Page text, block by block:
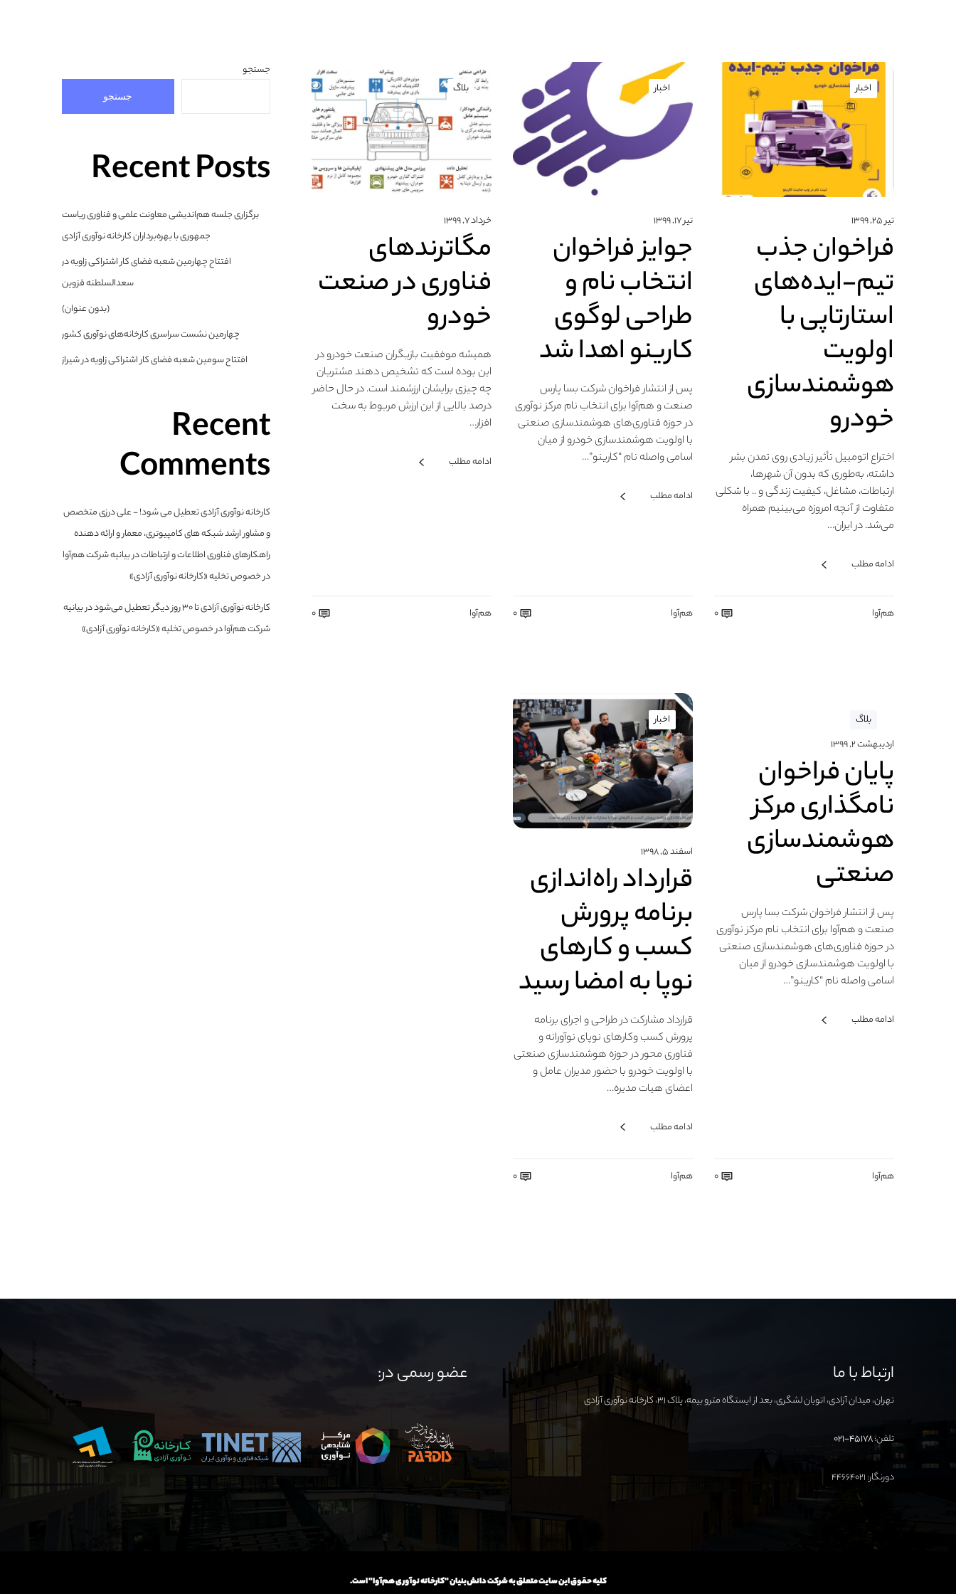
اخبار
تیر ۲۵, ۱۳۹۹
فراخوان جذب
تیم-ایده‌های
استارتاپی با
اولویت
هوشمندسازی
خودرو
اختراع اتومبیل تأثیر زیادی روی تمدن بشر
داشته، به‌طوری که بدون آن شهرها،
ارتباطات، مشاغل، کیفیت زندگی و .. با شکلی
متفاوت از آنچه امروزه می‌بینیم همراه
می‌شد. در ایران…
ادامه مطلب
هم‌آوا 0
اخبار
تیر ۱۷, ۱۳۹۹
جوایز فراخوان
انتخاب نام و
طراحی لوگوی
کارینو اهدا شد
پس از انتشار فراخوان شرکت بسا پارس
صنعت و هم‌آوا برای انتخاب نام مرکز نوآوری
در حوزه فناوری‌های هوشمندسازی صنعتی
با اولویت هوشمندسازی خودرو از میان
اسامی واصله نام “کارینو”…
ادامه مطلب
هم‌آوا 0
بلاگ
خرداد ۷, ۱۳۹۹
مگاترندهای
فناوری در صنعت
خودرو
همیشه موفقیت بازیگران صنعت خودرو در
این بوده است که تشخیص دهند مشتریان
چه چیزی برایشان ارزشمند است. در حال حاضر
درصد بالایی از این ارزش مربوط به سخت
افزار…
ادامه مطلب
هم‌آوا 0
بلاگ
اردیبهشت ۲, ۱۳۹۹
پایان فراخوان
نامگذاری مرکز
هوشمندسازی
صنعتی
پس از انتشار فراخوان شرکت بسا پارس
صنعت و هم‌آوا برای انتخاب نام مرکز نوآوری
در حوزه فناوری‌های هوشمندسازی صنعتی
با اولویت هوشمندسازی خودرو از میان
اسامی واصله نام “کارینو”…
ادامه مطلب
هم‌آوا 0
اخبار
اسفند ۵, ۱۳۹۸
قرارداد راه‌اندازی
برنامه پرورش
کسب و کارهای
نوپا به امضا رسید
قرارداد مشارکت در طراحی و اجرای برنامه
پرورش کسب وکارهای نوپای نوآورانه و
فناوری محور در حوزه هوشمندسازی صنعتی
با اولویت خودرو با حضور مدیران عامل و
اعضای هیات مدیره…
ادامه مطلب
هم‌آوا 0
جستجو
جستجو
Recent Posts
برگزاری جلسه هم‌اندیشی معاونت علمی و فناوری ریاست
جمهوری با بهره‌برداران کارخانه نوآوری آزادی
افتتاح چهارمین شعبه فضای کار اشتراکی زاویه در
سعدالسلطنه قزوین
(بدون عنوان)
چهارمین نشست سراسری کارخانه‌های نوآوری کشور
افتتاح سومین شعبه فضای کار اشتراکی زاویه در شیراز
Recent
Comments
کارخانه نوآوری آزادی تعطیل می شود! - علی درزی متخصص
و مشاور ارشد شبکه های کامپیوتری، معمار و ارائه دهنده
راهکارهای فناوری اطلاعات و ارتباطاتدربیانیه شرکت هم‌آوا
در خصوص تخلیه «کارخانه نوآوری آزادی»
کارخانه نوآوری آزادی تا ۳۰ روز دیگر تعطیل می‌شود دربیانیه
شرکت هم‌آوا در خصوص تخلیه «کارخانه نوآوری آزادی»
ارتباط با ما
تهران، میدان آزادی، اتوبان لشگری، بعد از ایستگاه مترو بیمه، پلاک ۳۱، کارخانه نوآوری آزادی
تلفن:۴۵۱۷۸-۰۲۱
دورنگار: ۴۴۶۶۴۰۲۱
عضو رسمی در:
کلیه حقوق این سایت متعلق به شرکت دانش‌بنیان "کارخانه نوآوری هم‌آوا" است.